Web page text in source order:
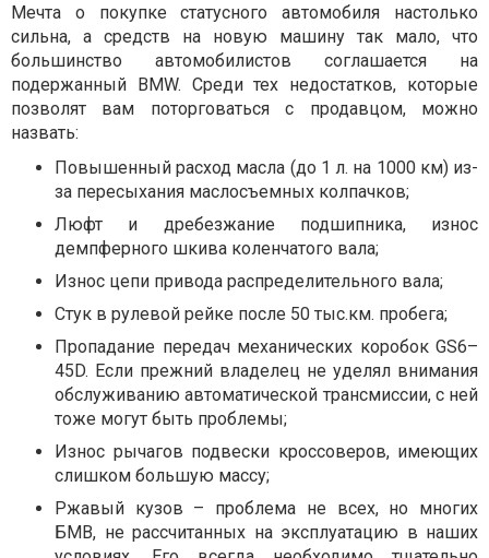
Мечта о покупке статусного автомобиля настолько
сильна, а средств на новую машину так мало, что
большинство автомобилистов соглашается на
подержанный BMW. Среди тех недостатков, которые
позволят вам поторговаться с продавцом, можно
назвать:
Повышенный расход масла (до 1 л. на 1000 км) из-
за пересыхания маслосъемных колпачков;
Люфт и дребезжание подшипника, износ
демпферного шкива коленчатого вала;
Износ цепи привода распределительного вала;
Стук в рулевой рейке после 50 тыс.км. пробега;
Пропадание передач механических коробок GS6–
45D. Если прежний владелец не уделял внимания
обслуживанию автоматической трансмиссии, с ней
тоже могут быть проблемы;
Износ рычагов подвески кроссоверов, имеющих
слишком большую массу;
Ржавый кузов – проблема не всех, но многих
БМВ, не рассчитанных на эксплуатацию в наших